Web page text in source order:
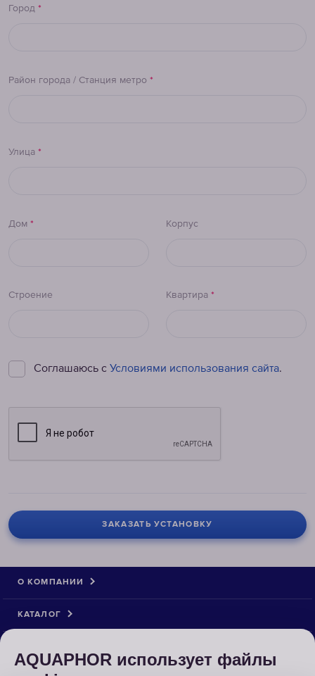
Город *
Район города / Станция метро *
Улица *
Дом * Корпус
Строение Квартира *
Соглашаюсь с Условиями использования сайта.
ЗАКАЗАТЬ УСТАНОВКУ
AQUAPHOR использует файлы
О КОМПАНИИ
КАТАЛОГ